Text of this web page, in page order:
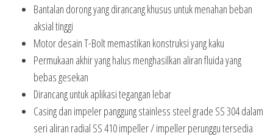
Bantalan dorong yang dirancang khusus untuk menahan beban
aksial tinggi
Motor desain T-Bolt memastikan konstruksi yang kaku
Permukaan akhir yang halus menghasilkan aliran fluida yang
bebas gesekan
Dirancang untuk aplikasi tegangan lebar
Casing dan impeler panggung stainless steel grade SS 304 dalam
seri aliran radial SS 410 impeller / impeller perunggu tersedia